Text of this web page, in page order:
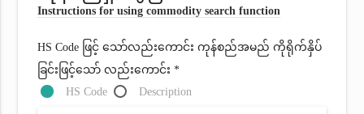
Instructions for using commodity search function
HS Code ဖြင့် သော်လည်းကောင်း ကုန်စည်အမည် ကိုရိုက်နှိပ်
ခြင်းဖြင့်သော် လည်းကောင်း *
HS Code
Description